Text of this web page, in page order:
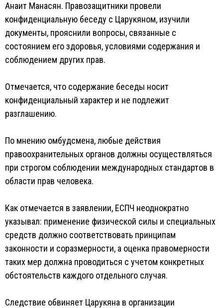
Анаит Манасян. Правозащитники провели
конфиденциальную беседу с Царукяном, изучили
документы, прояснили вопросы, связанные с
состоянием его здоровья, условиями содержания и
соблюдением других прав.
Отмечается, что содержание беседы носит
конфиденциальный характер и не подлежит
разглашению.
По мнению омбудсмена, любые действия
правоохранительных органов должны осуществляться
при строгом соблюдении международных стандартов в
области прав человека.
Как отмечается в заявлении, ЕСПЧ неоднократно
указывал: применение физической силы и специальных
средств должно соответствовать принципам
законности и соразмерности, а оценка правомерности
таких мер должна проводиться с учетом конкретных
обстоятельств каждого отдельного случая.
Следствие обвиняет Царукяна в организации